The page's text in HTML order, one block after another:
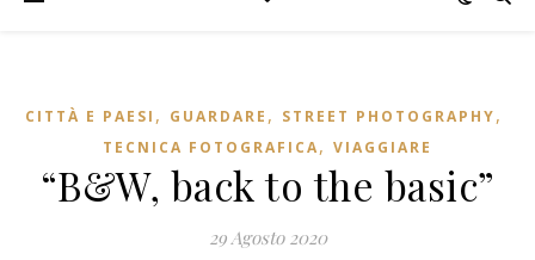
CITTÀ E PAESI , GUARDARE , STREET PHOTOGRAPHY,
TECNICA FOTOGRAFICA, VIAGGIARE
“B&W, back to the basic”
29 Agosto 2020